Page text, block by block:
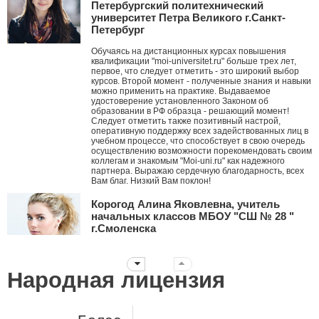
Петербургский политехнический
университет Петра Великого г.Санкт-
Петербург
Обучаясь на дистанционных курсах повышения
квалификации "moi-universitet.ru" больше трех лет,
первое, что следует отметить - это широкий выбор
курсов. Второй момент - полученные знания и навыки
можно применить на практике. Выдаваемое
удостоверение установленного Законом об
образовании в РФ образца - решающий момент!
Следует отметить также позитивный настрой,
оперативную поддержку всех задействованных лиц в
учебном процессе, что способствует в свою очередь
осуществлению возможности порекомендовать своим
коллегам и знакомым "Moi-uni.ru" как надежного
партнера. Выражаю сердечную благодарность, всех
Вам благ. Низкий Вам поклон!
Корогод Алина Яковлевна, учитель
начальных классов МБОУ "СШ № 28 "
г.Смоленска
года. Это ты мне первым рассказал про АМО и я их
стала внедрять в работу, вводя в ступор коллег. За
эти годы нашей дружбы ты давал мне креативные
идеи, заставлял думать, двигаться дальше
Народная лицензия